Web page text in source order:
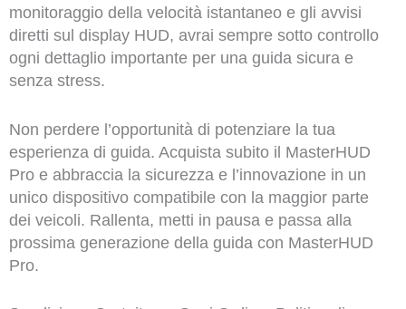
monitoraggio della velocità istantaneo e gli avvisi
diretti sul display HUD, avrai sempre sotto controllo
ogni dettaglio importante per una guida sicura e
senza stress.
Non perdere l’opportunità di potenziare la tua
esperienza di guida. Acquista subito il MasterHUD
Pro e abbraccia la sicurezza e l’innovazione in un
unico dispositivo compatibile con la maggior parte
dei veicoli. Rallenta, metti in pausa e passa alla
prossima generazione della guida con MasterHUD
Pro.